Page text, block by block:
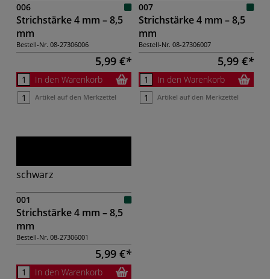
006
Strichstärke 4 mm – 8,5
mm
Bestell-Nr. 08-27306006
5,99 €
In den Warenkorb
Artikel auf den Merkzettel
007
Strichstärke 4 mm – 8,5
mm
Bestell-Nr. 08-27306007
5,99 €
In den Warenkorb
Artikel auf den Merkzettel
schwarz
001
Strichstärke 4 mm – 8,5
mm
Bestell-Nr. 08-27306001
5,99 €
In den Warenkorb